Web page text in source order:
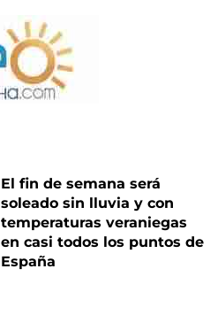
El fin de semana será
soleado sin lluvia y con
temperaturas veraniegas
en casi todos los puntos de
España